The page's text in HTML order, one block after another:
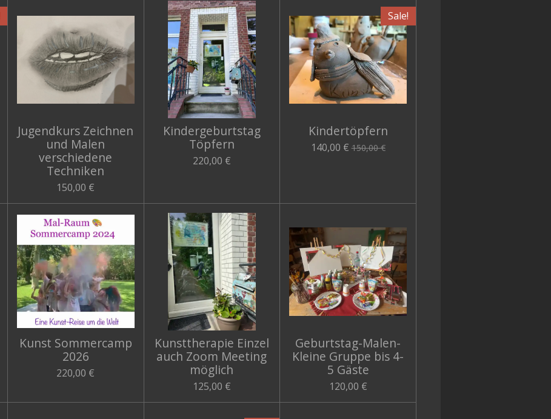
Jugendkurs Zeichnen
und Malen
verschiedene
Techniken
150,00 €
Kindergeburtstag
Töpfern
220,00 €
Sale!
Kindertöpfern
140,00 € 150,00 €
Kunst Sommercamp
2026
220,00 €
Kunsttherapie Einzel
auch Zoom Meeting
möglich
125,00 €
Geburtstag-Malen-
Kleine Gruppe bis 4-
5 Gäste
120,00 €